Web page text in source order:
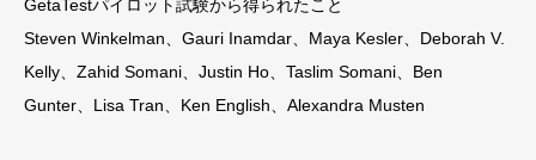
GetaTestパイロット試験から得られたこと
Steven Winkelman、Gauri Inamdar、Maya Kesler、Deborah V.
Kelly、Zahid Somani、Justin Ho、Taslim Somani、Ben
Gunter、Lisa Tran、Ken English、Alexandra Musten